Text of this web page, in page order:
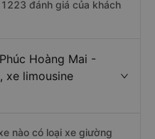
đánh giá của khách
Hoàng Mai -
xe limousine
nào có loại xe giường